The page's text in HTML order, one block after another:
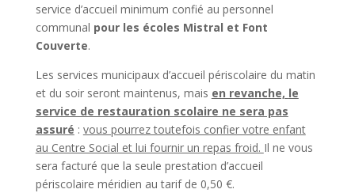
service d’accueil minimum confié au personnel
communal pour les écoles Mistral et Font
Couverte.
Les services municipaux d’accueil périscolaire du matin
et du soir seront maintenus, mais en revanche, le
service de restauration scolaire ne sera pas
assuré : vous pourrez toutefois confier votre enfant
au Centre Social et lui fournir un repas froid. Il ne vous
sera facturé que la seule prestation d’accueil
périscolaire méridien au tarif de 0,50 €.